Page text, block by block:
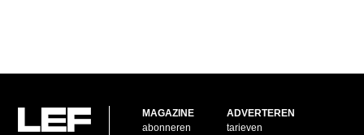
MAGAZINE
abonneren
ADVERTEREN
tarieven